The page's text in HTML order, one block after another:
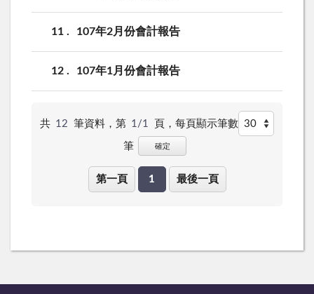
11 107年2月份會計報告
12 107年1月份會計報告
共 12 筆資料，第 1/1 頁， 每頁顯示筆數
筆 確定
第一頁 1 最後一頁